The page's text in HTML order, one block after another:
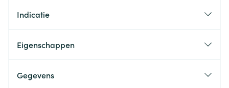
Indicatie
Eigenschappen
Gegevens